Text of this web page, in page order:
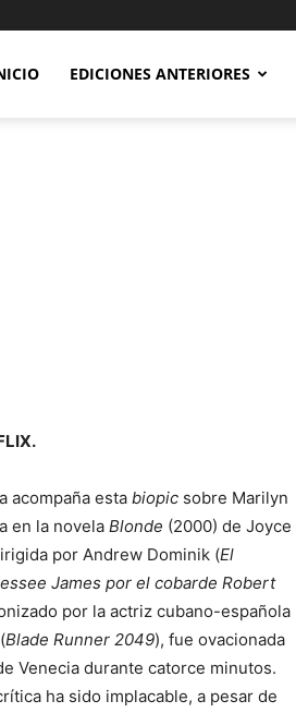
EDICIONES ANTERIORES
acompaña esta biopic sobre Marilyn
en la novela Blonde (2000) de Joyce
por Andrew Dominik (El
James por el cobarde Robert
por la actriz cubano-española
Blade Runner 2049), fue ovacionada
Venecia durante catorce minutos.
ha sido implacable, a pesar de